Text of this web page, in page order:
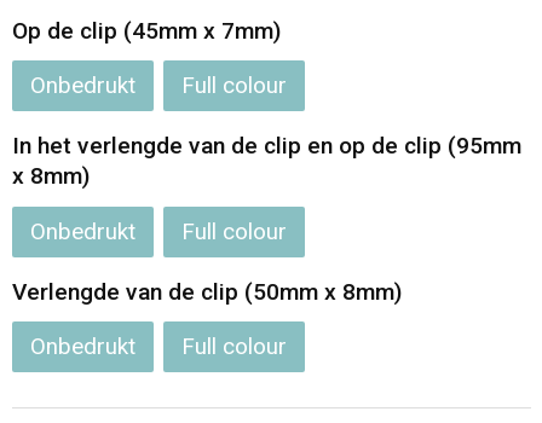
Opvouwbare tassen
Waterbestendige tassen
Bowlingtassen
Strandtassen
Katoenen draagtassen
Rugzakken
Op de clip (45mm x 7mm)
Onbedrukt Full colour
In het verlengde van de clip en op de clip (95mm
x 8mm)
Onbedrukt Full colour
Verlengde van de clip (50mm x 8mm)
Onbedrukt Full colour